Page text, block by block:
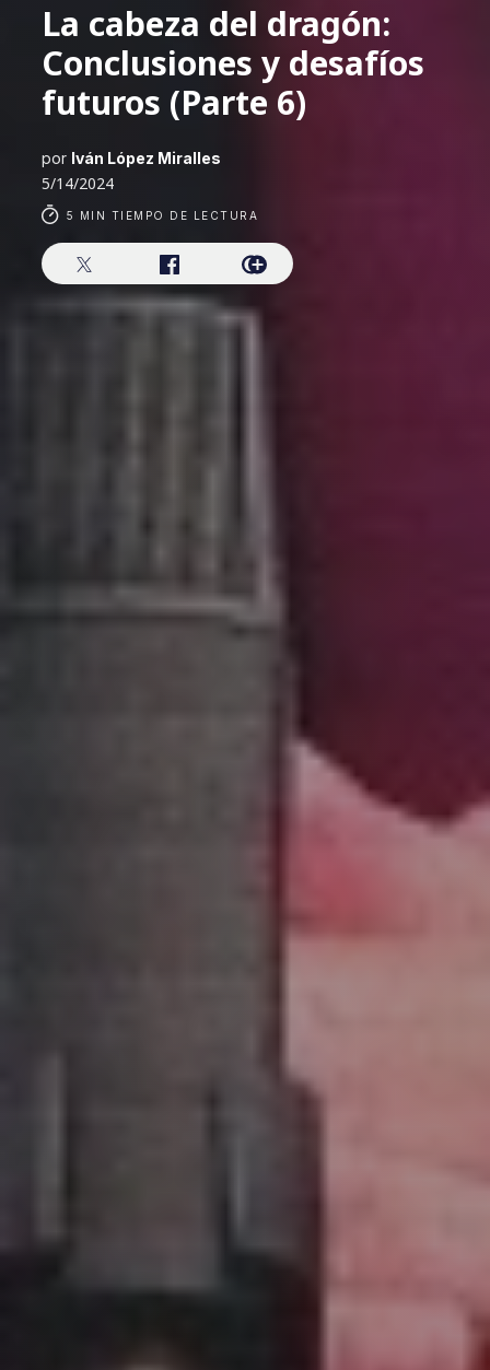
La cabeza del dragón:
Conclusiones y desafíos
futuros (Parte 6)
por Iván López Miralles
5/14/2024
5 MIN TIEMPO DE LECTURA